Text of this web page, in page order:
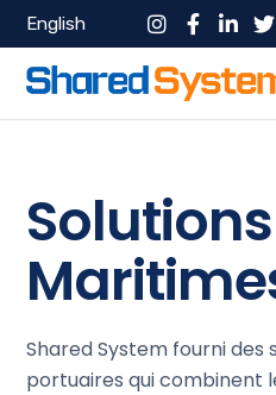
English
Solutions
Shared System fourni
portuaires qui combinent